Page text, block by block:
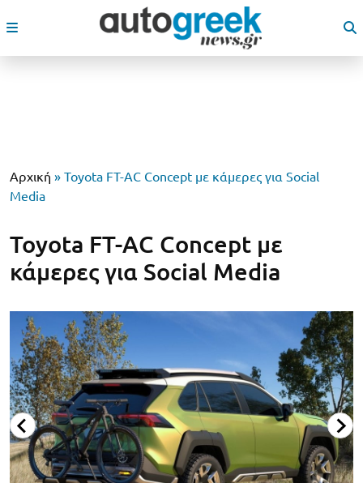
Αρχική » Toyota FT-AC Concept με κάμερες για Social
Media
Toyota FT-AC Concept με
κάμερες για Social Media